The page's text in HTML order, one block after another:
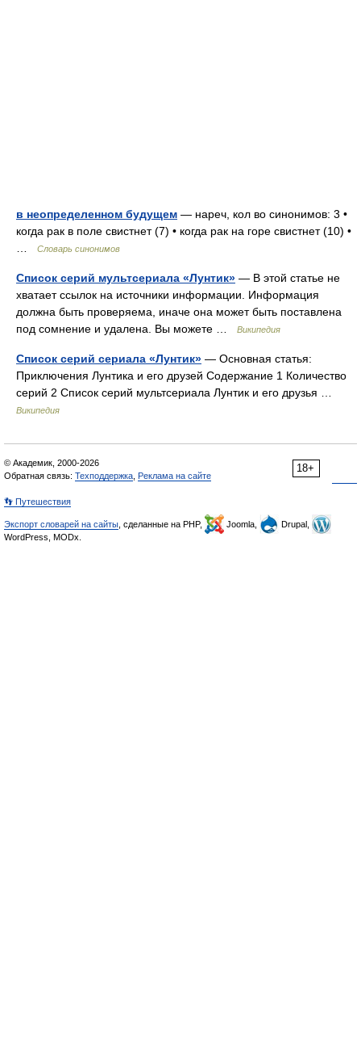
в неопределенном будущем — нареч, кол во синонимов: 3 •
когда рак в поле свистнет (7) • когда рак на горе свистнет (10) •
Словарь синонимов
Список серий мультсериала «Лунтик» — В этой статье не
хватает ссылок на источники информации. Информация
должна быть проверяема, иначе она может быть поставлена
под сомнение и удалена. Вы можете …
Википедия
Список серий сериала «Лунтик» — Основная статья:
Приключения Лунтика и его друзей Содержание 1 Количество
серий 2 Список серий мультсериала Лунтик и его друзья …
Википедия
18+
© Академик, 2000-2026
Обратная связь: Техподдержка Реклама на сайте
👣 Путешествия
Экспорт словарей на сайты , сделанные на PHP, Joomla,
Drupal,
WordPress, MODx.